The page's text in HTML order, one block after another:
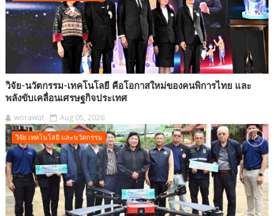
วิจัย-นวัตกรรม-เทคโนโลยี คือโอกาสใหม่ของคนพิการไทย และ
พลังขับเคลื่อนเศรษฐกิจประเทศ
worawut Aug 05, 2026
วิจัย เทคโนโลยี และนวัตกรรม